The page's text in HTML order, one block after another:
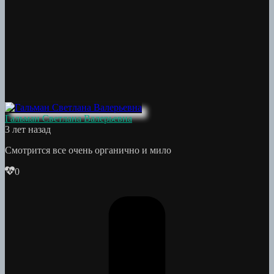
Гальман Светлана Валерьевна
3 лет назад
Смотрится все очень органично и мило
0